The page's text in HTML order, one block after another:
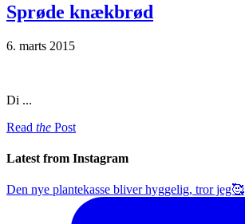
Sprøde knækbrød
6. marts 2015
Di ...
Read the Post
Latest from Instagram
Den nye plantekasse bliver hyggelig, tror jeg🥰